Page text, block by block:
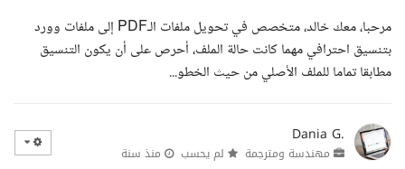
مرحبا، معك خالد، متخصص في تحويل ملفات الـPDF إلى ملفات وورد
بتنسيق احترافي مهما كانت حالة الملف، أحرص على أن يكون التنسيق
مطابقا تماما للملف الأصلي من حيث الخطو...
Dania G.
مهندسة ومترجمة لم يحسب منذ سنة